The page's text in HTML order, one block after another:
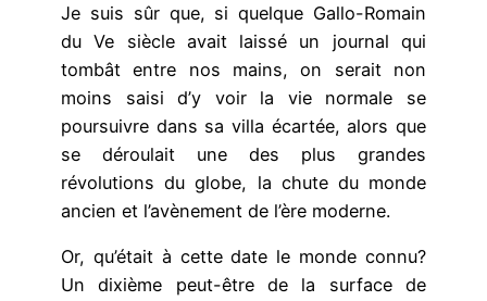
Je suis sûr que, si quelque Gallo-Romain
du Ve siècle avait laissé un journal qui
tombât entre nos mains, on serait non
moins saisi d’y voir la vie normale se
poursuivre dans sa villa écartée, alors que
se déroulait une des plus grandes
révolutions du globe, la chute du monde
ancien et l’avènement de l’ère moderne.
Or, qu’était à cette date le monde connu?
Un dixième peut-être de la surface de